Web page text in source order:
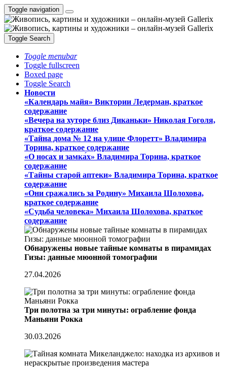
Toggle navigation
Toggle Search
Toggle menubar
Toggle fullscreen
Boxed page
Toggle Search
Новости
«Календарь майя» Виктории Ледерман, краткое
содержание
«Вечера на хуторе близ Диканьки» Николая Гоголя,
краткое содержание
«Тайна дома № 12 на улице Флоретт» Владимира
Торина, краткое содержание
«О носах и замка́х» Владимира Торина, краткое
содержание
«Тайны старой аптеки» Владимира Торина, краткое
содержание
«Они сражались за Родину» Михаила Шолохова,
краткое содержание
«Судьба человека» Михаила Шолохова, краткое
содержание
Обнаружены новые тайные комнаты в пирамидах
Гизы: данные мюонной томографии
27.04.2026
Три полотна за три минуты: ограбление фонда
Маньяни Рокка
30.03.2026